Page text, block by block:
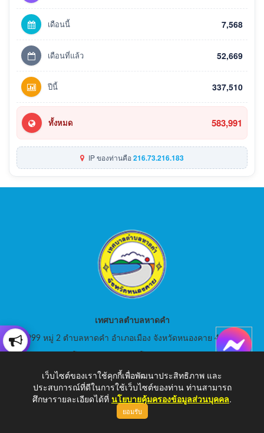
เดือนนี้ 7,568
เดือนที่แล้ว 52,669
ปีนี้ 337,510
ทั้งหมด 583,991
IP ของท่านคือ216.73.216.183
เทศบาลตำบลหาดคำ
999 หมู่ 2 ตำบลหาดคำ อำเภอเมือง จังหวัดหนองคาย 43000
E-Mail: saraban_05430105@dla.go.th
เว็บไซต์ของเราใช้คุกกี้เพื่อพัฒนาประสิทธิภาพ และ
ประสบการณ์ที่ดีในการใช้เว็บไซต์ของท่าน ท่านสามารถ
ศึกษารายละเอียดได้ที่ นโยบายคุ้มครองข้อมูลส่วนบุคคล.
ยอมรับ